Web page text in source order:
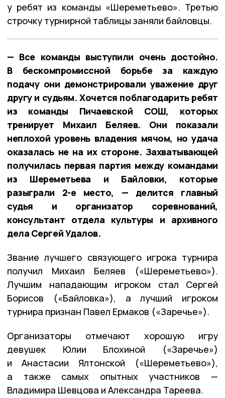
у ребят из команды «Шереметьево». Третью
строчку турнирной таблицы заняли байловцы.
— Все команды выступили очень достойно.
В бескомпромиссной борьбе за каждую
подачу они демонстрировали уважение друг
другу и судьям. Хочется поблагодарить ребят
из команды Пичаевской СОШ, которых
тренирует Михаил Беляев. Они показали
неплохой уровень владения мячом, но удача
оказалась не на их стороне. Захватывающей
получилась первая партия между командами
из Шереметьева и Байловки, которые
разыграли 2-е место, — делится главный
судья и организатор соревнований,
консультант отдела культуры и архивного
дела Сергей Удалов.
Звание лучшего связующего игрока турнира
получил Михаил Беляев («Шереметьево»).
Лучшим нападающим игроком стал Сергей
Борисов («Байловка»), а лучший игроком
турнира признан Павел Ермаков («Заречье»).
Организаторы отмечают хорошую игру
девушек Юлии Блохиной («Заречье»)
и Анастасии Ялтонской («Шереметьево»),
а также самых опытных участников —
Владимира Шевцова и Александра Тареева.